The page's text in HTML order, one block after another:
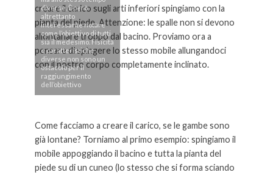
creare il carico sugli arti inferiori spingiamo con la
pianta del piede. Attenzione: le spalle non si devono
allontanare troppo dal bacino. Proviamo ora a
pensare di spingere lo stesso mobile allungandoci
con il nostro corpo completamente inclinato.
diverse. È però
altrettanto
interessante notare
come l’obiettivo di tutti
sia il medesimo. Fisicità
e caratteristiche
diverse non sono un
ostacolo per il
raggiungimento
dell’obiettivo
Come facciamo a creare il carico, se le gambe sono
già lontane? Torniamo al primo esempio: spingiamo il
mobile appoggiando il bacino e tutta la pianta del
piede su di un cuneo (lo stesso che si forma sciando